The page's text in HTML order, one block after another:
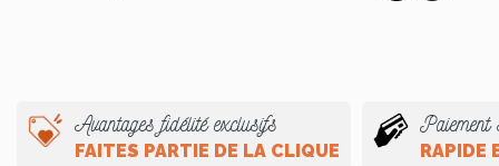
Avantages fidélité exclusifs
FAITES PARTIE DE LA CLIQUE
Paiement
RAPIDE